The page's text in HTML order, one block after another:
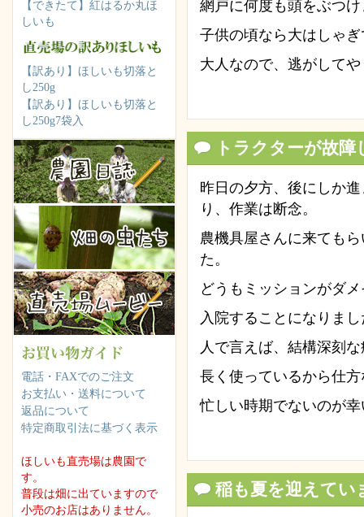
網戸に何度も頭をぶつ
子供の頃なら大はしゃ
大人なので、逃がして
トラクターが故障
昨日の夕方、後にしか
り、作業は断念。
農機具屋さんに来ても
た。
どうもミッションがダ
入院することになりま
人で言えば、結構深刻
長く使っているから仕
忙しい時期でないのが
稲も夏を迎えてい
【できたて】紅はるか丸ほ
しいも
【訳あり】ほしいも切落と
し250g
【訳あり】ほしいも切落と
し250g7袋入
電話・FAXでのご注文
お支払い・送料について
返品について
特定商取引法に基づく表示
ほしいも直売場は農園で
す。
普段は畑に出ていますので
小売のお店はありません。